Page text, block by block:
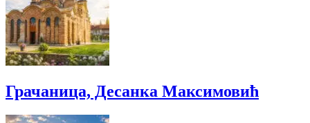
Грачаница, Десанка Максимовић